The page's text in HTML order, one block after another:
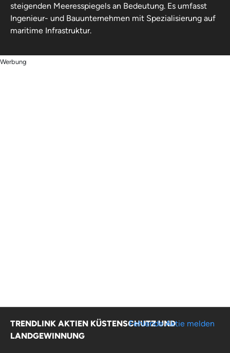
steigenden Meeresspiegels an Bedeutung. Es umfasst
Ingenieur- und Bauunternehmen mit Spezialisierung auf
maritime Infrastruktur.
Werbung
TRENDLINK AKTIEN KÜSTENSCHUTZ UND
LANDGEWINNUNG
Fehlende Aktie melden